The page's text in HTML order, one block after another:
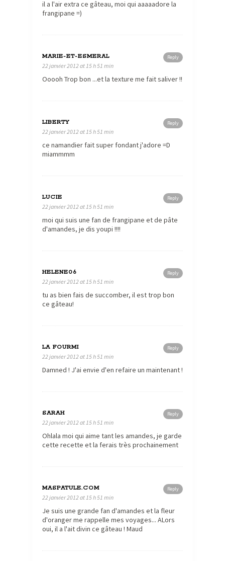
il a l'air extra ce gâteau, moi qui aaaaadore la
frangipane =)
Reply
MARIE-ET-ESMERAL
22 janvier 2012 at 15 h 51 min
Ooooh Trop bon ...et la texture me fait saliver !!
Reply
LIBERTY
22 janvier 2012 at 15 h 51 min
ce namandier fait super fondant j'adore =D
miammmm
Reply
LUCIE
22 janvier 2012 at 15 h 51 min
moi qui suis une fan de frangipane et de pâte
d'amandes, je dis youpi !!!!
Reply
HELENE06
22 janvier 2012 at 15 h 51 min
tu as bien fais de succomber, il est trop bon
ce gâteau!
Reply
LA FOURMI
22 janvier 2012 at 15 h 51 min
Damned ! J'ai envie d'en refaire un maintenant !
Reply
SARAH
22 janvier 2012 at 15 h 51 min
Ohlala moi qui aime tant les amandes, je garde
cette recette et la ferais très prochainement
Reply
MASPATULE.COM
22 janvier 2012 at 15 h 51 min
Je suis une grande fan d'amandes et la fleur
d'oranger me rappelle mes voyages... ALors
oui, il a l'ait divin ce gâteau ! Maud